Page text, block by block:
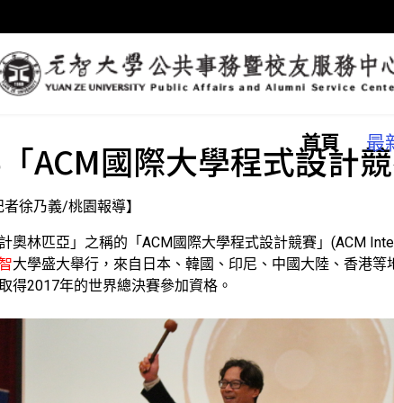
首頁 最
ACM國際大學程式設計
者徐乃義/桃園報導】
奧林匹亞」之稱的「ACM國際大學程式設計競賽」(ACM
大學盛大舉行，來自日本、韓國、印尼、中國大陸、香港
得2017年的世界總決賽參加資格。